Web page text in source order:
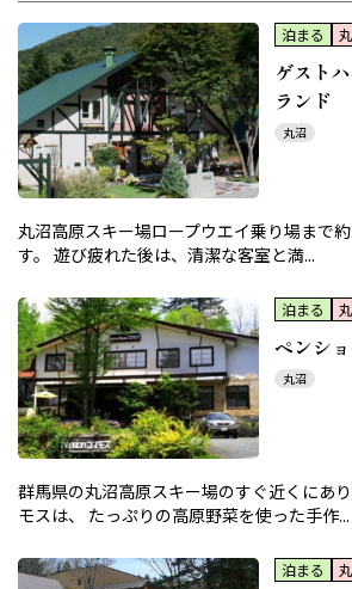
泊まる
ゲスト
ランド
丸沼
丸沼高原スキー場ロープウエイ乗り場まで
す。 遊び疲れた後は、清潔な客室と満...
泊まる
ペンシ
丸沼
群馬県の丸沼高原スキー場のすぐ近くにあ
モスは、 たっぷりの高原野菜を使った手作...
泊まる